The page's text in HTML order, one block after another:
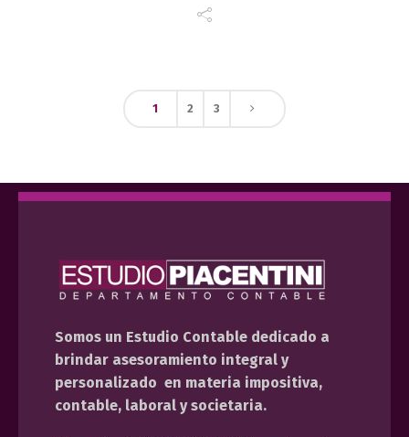
1 2 3
Somos un Estudio Contable dedicado a
brindar asesoramiento integral y
personalizado en materia impositiva,
contable, laboral y societaria.